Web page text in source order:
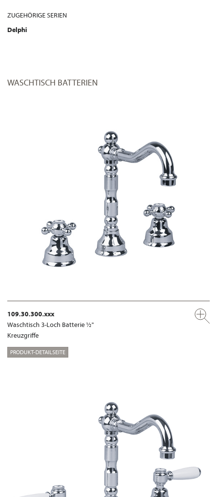
ZUGEHÖRIGE SERIEN
Delphi
WASCHTISCH BATTERIEN
109.30.300.xxx
Waschtisch 3-Loch Batterie ½"
Kreuzgriffe
PRODUKT-DETAILSEITE